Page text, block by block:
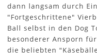
dann langsam durch
"Fortgeschrittene"
Ball selbst in den Dog
besonderer Ansporn
die beliebten